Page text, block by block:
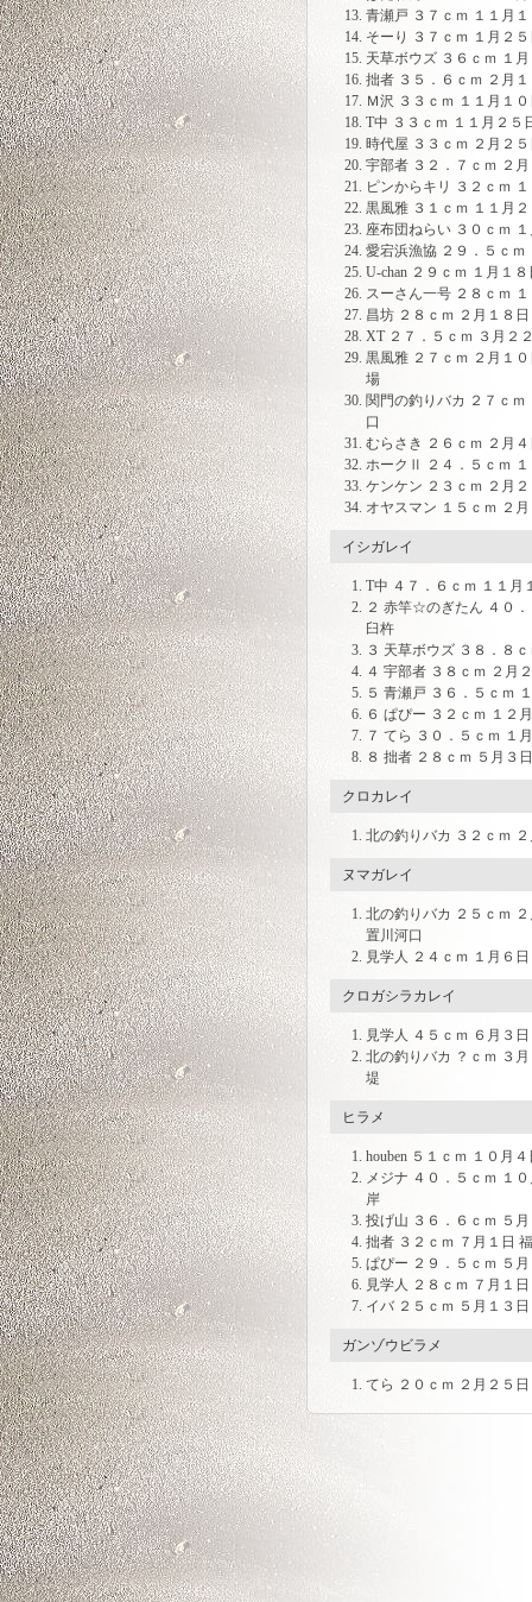
青瀬戸 ３７ｃｍ １１月
そーり ３７ｃｍ １月２
天草ボウズ ３６ｃｍ １
拙者 ３５．６ｃｍ ２月
Ｍ沢 ３３ｃｍ １１月１
T中 ３３ｃｍ １１月２５
時代屋 ３３ｃｍ ２月２
宇部者 ３２．７ｃｍ ２
ピンからキリ ３２ｃｍ
黒風雅 ３１ｃｍ １１月
座布団ねらい ３０ｃｍ
愛宕浜漁協 ２９．５ｃｍ
U-chan ２９ｃｍ １月１
スーさん一号 ２８ｃｍ
昌坊 ２８ｃｍ ２月１８
XT ２７．５ｃｍ ３月２
黒風雅 ２７ｃｍ ２月１
場
関門の釣りバカ ２７ｃ
口
むらさき ２６ｃｍ ２月
ホークⅡ ２４．５ｃｍ
ケンケン ２３ｃｍ ２月
オヤスマン １５ｃｍ ２
イシガレイ
T中 ４７．６ｃｍ １１月
２ 赤竿☆のぎたん ４０
臼杵
３ 天草ボウズ ３８．８
４ 宇部者 ３８ｃｍ ２月
５ 青瀬戸 ３６．５ｃｍ
６ ぱぴー ３２ｃｍ １２
７ てら ３０．５ｃｍ １
８ 拙者 ２８ｃｍ ５月３
クロカレイ
北の釣りバカ ３２ｃｍ
ヌマガレイ
北の釣りバカ ２５ｃｍ
置川河口
見学人 ２４ｃｍ １月６
クロガシラカレイ
見学人 ４５ｃｍ ６月３
北の釣りバカ ？ｃｍ ３
堤
ヒラメ
houben ５１ｃｍ １０月
メジナ ４０．５ｃｍ １
岸
投げ山 ３６．６ｃｍ ５
拙者 ３２ｃｍ ７月１日
ぱぴー ２９．５ｃｍ ５
見学人 ２８ｃｍ ７月１
イバ ２５ｃｍ ５月１３
ガンゾウビラメ
てら ２０ｃｍ ２月２５